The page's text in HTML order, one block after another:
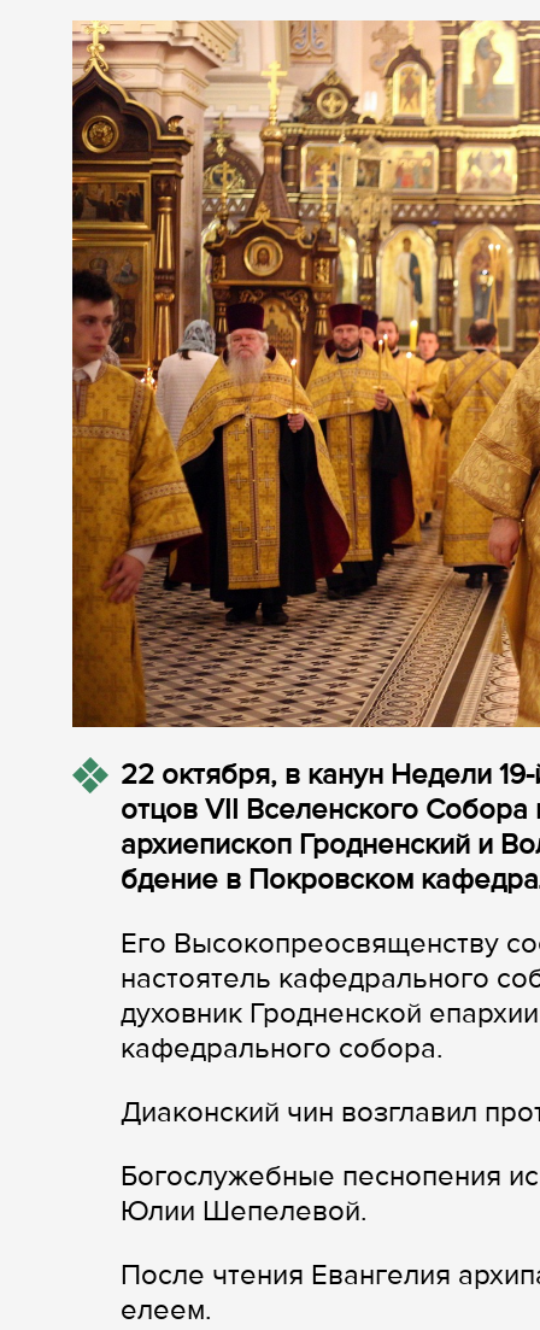
22 октября, в канун Недели
отцов VII Вселенского
архиепископ Гродненский и
бдение в Покровском
Его Высокопреосвященству
настоятель кафедрального
духовник Гродненской
кафедрального собора.
Диаконский чин возглавил
Богослужебные песнопения
Юлии Шепелевой.
После чтения Евангелия
елеем.